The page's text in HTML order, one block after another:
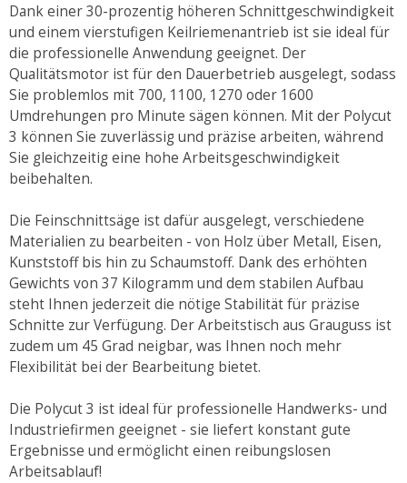
Dank einer 30-prozentig höheren Schnittgeschwindigkeit
und einem vierstufigen Keilriemenantrieb ist sie ideal für
die professionelle Anwendung geeignet. Der
Qualitätsmotor ist für den Dauerbetrieb ausgelegt, sodass
Sie problemlos mit 700, 1100, 1270 oder 1600
Umdrehungen pro Minute sägen können. Mit der Polycut
3 können Sie zuverlässig und präzise arbeiten, während
Sie gleichzeitig eine hohe Arbeitsgeschwindigkeit
beibehalten.
Die Feinschnittsäge ist dafür ausgelegt, verschiedene
Materialien zu bearbeiten - von Holz über Metall, Eisen,
Kunststoff bis hin zu Schaumstoff. Dank des erhöhten
Gewichts von 37 Kilogramm und dem stabilen Aufbau
steht Ihnen jederzeit die nötige Stabilität für präzise
Schnitte zur Verfügung. Der Arbeitstisch aus Grauguss ist
zudem um 45 Grad neigbar, was Ihnen noch mehr
Flexibilität bei der Bearbeitung bietet.
Die Polycut 3 ist ideal für professionelle Handwerks- und
Industriefirmen geeignet - sie liefert konstant gute
Ergebnisse und ermöglicht einen reibungslosen
Arbeitsablauf!